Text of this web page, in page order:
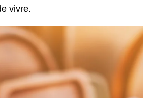
vivre.